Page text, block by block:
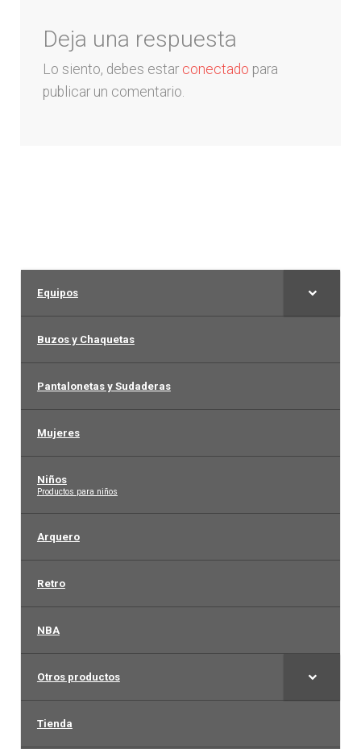
Mujeres
Deja una respuesta
Lo siento, debes estar conectado para
publicar un comentario.
Equipos
Buzos y Chaquetas
Pantalonetas y Sudaderas
Mujeres
Niños
–
Productos para niños
Arquero
Retro
NBA
Otros productos
Tienda